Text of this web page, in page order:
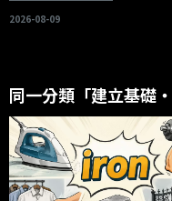
2026-08-09
同一分類「建立基礎